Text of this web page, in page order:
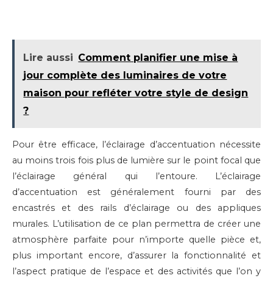
Lire aussi Comment planifier une mise à
jour complète des luminaires de votre
maison pour refléter votre style de design
?
Pour être efficace, l’éclairage d’accentuation nécessite
au moins trois fois plus de lumière sur le point focal que
l’éclairage général qui l’entoure. L’éclairage
d’accentuation est généralement fourni par des
encastrés et des rails d’éclairage ou des appliques
murales. L’utilisation de ce plan permettra de créer une
atmosphère parfaite pour n’importe quelle pièce et,
plus important encore, d’assurer la fonctionnalité et
l’aspect pratique de l’espace et des activités que l’on y